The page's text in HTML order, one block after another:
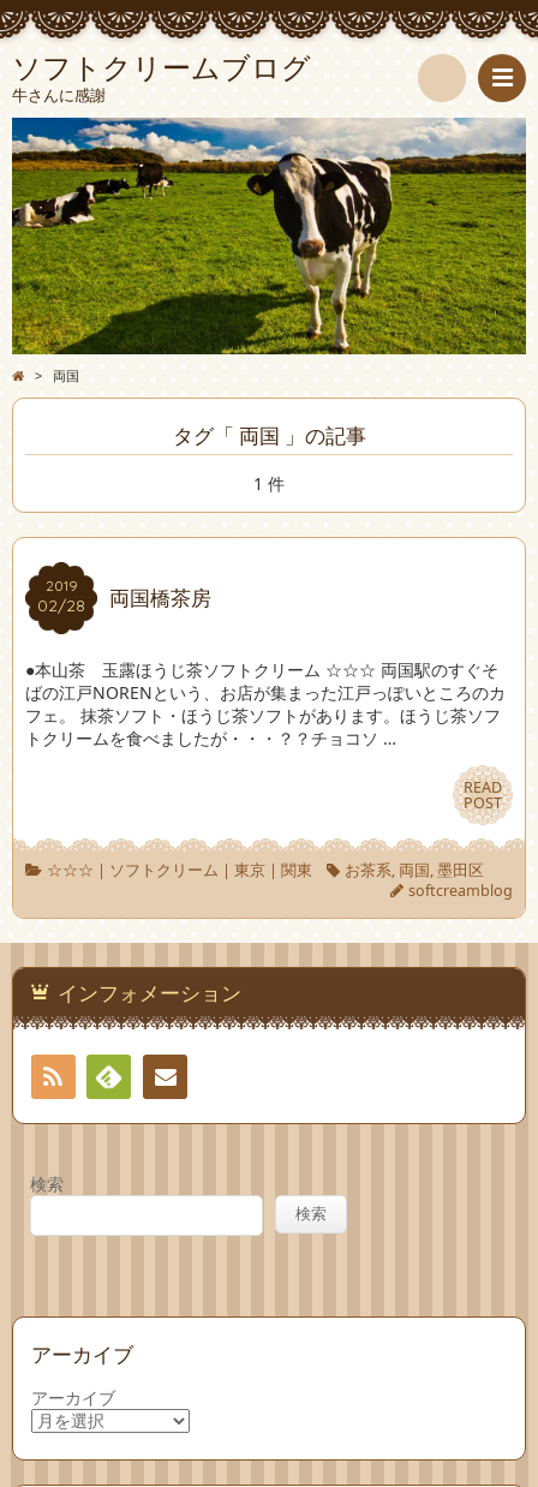
ソフトクリームブログ
牛さんに感謝
検
索
> 両国
タグ「 両国 」の記事
1 件
2019
02/28
2019
02/28 両国橋茶房
●本山茶 玉露ほうじ茶ソフトクリーム ☆☆☆ 両国駅のすぐそ
ばの江戸NORENという、お店が集まった江戸っぽいところのカ
フェ。 抹茶ソフト・ほうじ茶ソフトがあります。ほうじ茶ソフ
トクリームを食べましたが・・・？？チョコソ …
READ
POST
READ
POST
☆☆☆ | ソフトクリーム | 東京| 関東 お茶系, 両国,墨田区
softcreamblog
インフォメーション
RSS
Feedlyお問
検索
検索
アーカイブ
アーカイブ